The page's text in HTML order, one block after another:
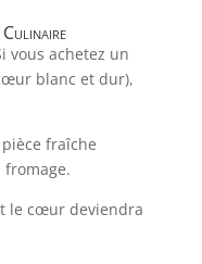
Culinaire
vous achetez un
blanc et dur),
fraîche
fromage.
le cœur deviendra